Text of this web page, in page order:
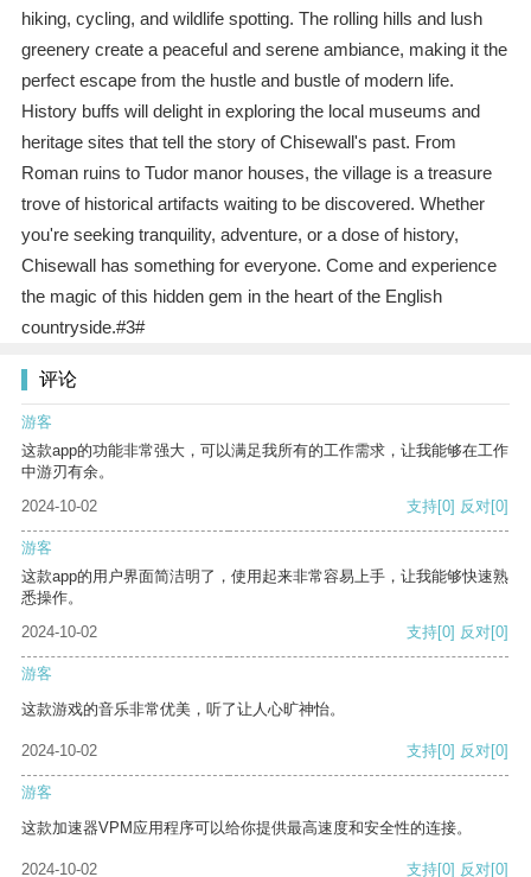
hiking, cycling, and wildlife spotting. The rolling hills and lush
greenery create a peaceful and serene ambiance, making it the
perfect escape from the hustle and bustle of modern life.
History buffs will delight in exploring the local museums and
heritage sites that tell the story of Chisewall's past. From
Roman ruins to Tudor manor houses, the village is a treasure
trove of historical artifacts waiting to be discovered. Whether
you're seeking tranquility, adventure, or a dose of history,
Chisewall has something for everyone. Come and experience
the magic of this hidden gem in the heart of the English
countryside.#3#
评论
游客
这款app的功能非常强大，可以满足我所有的工作需求，让我能够在工作
中游刃有余。
2024-10-02
支持[0] 反对[0]
游客
这款app的用户界面简洁明了，使用起来非常容易上手，让我能够快速熟
悉操作。
2024-10-02
支持[0] 反对[0]
游客
这款游戏的音乐非常优美，听了让人心旷神怡。
2024-10-02 支持[0] 反对[0]
游客
这款加速器VPM应用程序可以给你提供最高速度和安全性的连接。
2024-10-02 支持[0] 反对[0]